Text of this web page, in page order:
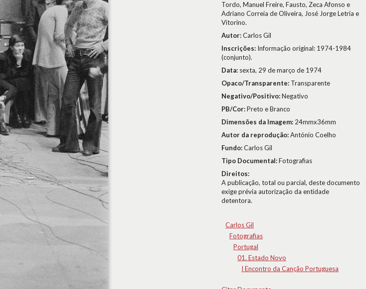
Tordo, Manuel Freire, Fausto, Zeca Afonso e
Adriano Correia de Oliveira, José Jorge Letria e
Vitorino.
Autor:Carlos Gil
Inscrições: Informação original: 1974-1984
(conjunto).
Data: sexta, 29 de março de 1974
Opaco/Transparente: Transparente
Negativo/Positivo:Negativo
PB/Cor:Preto e Branco
Dimensões da Imagem: 24mmx36mm
Autor da reprodução:António Coelho
Fundo:Carlos Gil
Tipo Documental:Fotografias
Direitos:
A publicação, total ou parcial, deste documento
exige prévia autorização da entidade
detentora.
Carlos Gil
Fotografias
Portugal
01. Estado Novo
I Encontro da Canção Portuguesa